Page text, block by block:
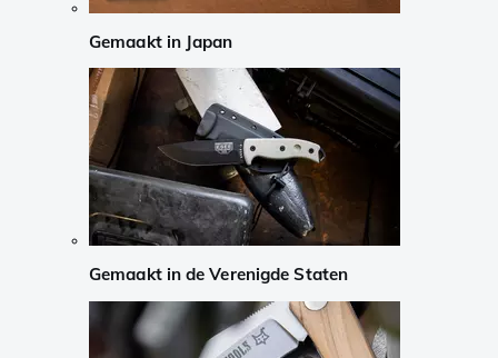
Gemaakt in Japan
Gemaakt in de Verenigde Staten